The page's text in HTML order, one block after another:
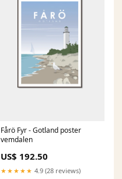
Fårö Fyr - Gotland poster
vemdalen
US$ 192.50
★★★★★ 4.9 (28 reviews)